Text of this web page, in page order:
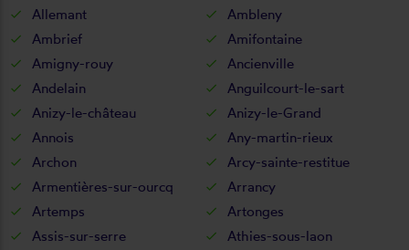
Allemant
Ambleny
Ambrief
Amifontaine
Amigny-rouy
Ancienville
Andelain
Anguilcourt-le-sart
Anizy-le-château
Anizy-le-Grand
Annois
Any-martin-rieux
Archon
Arcy-sainte-restitue
Armentières-sur-ourcq
Arrancy
Artemps
Artonges
Assis-sur-serre
Athies-sous-laon